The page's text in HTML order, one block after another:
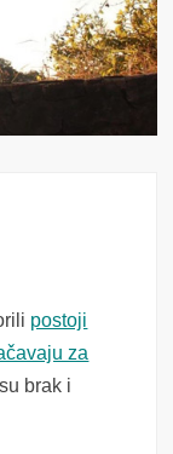
postoji
za
brak i